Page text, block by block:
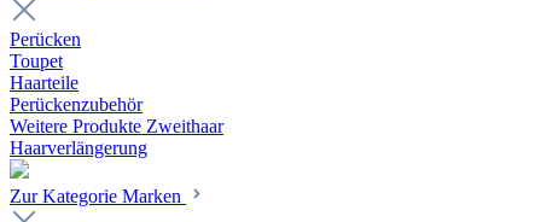
Perücken
Toupet
Haarteile
Perückenzubehör
Weitere Produkte Zweithaar
Haarverlängerung
Zur Kategorie Marken